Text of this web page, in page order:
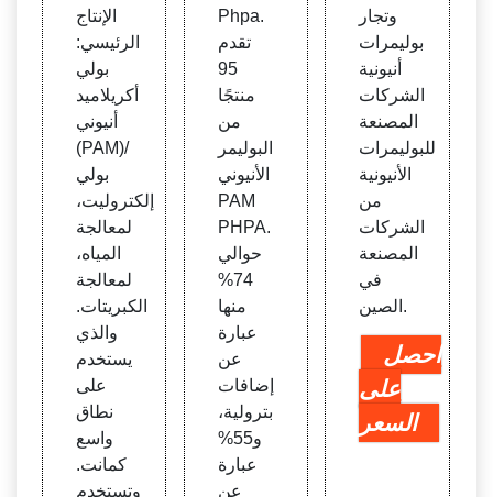
الإنتاج
الرئيسي:
بولي
أكريلاميد
أنيوني
(PAM)/
بولي
إلكتروليت،
لمعالجة
المياه،
لمعالجة
الكبريتات.
والذي
يستخدم
على
نطاق
واسع
كمانت.
وتستخدم
Phpa.
تقدم
95
منتجًا
من
البوليمر
الأنيوني
PAM
PHPA.
حوالي
74%
منها
عبارة
عن
إضافات
بترولية،
و55%
عبارة
عن
وتجار
بوليمرات
أنيونية
الشركات
المصنعة
للبوليمرات
الأنيونية
من
الشركات
المصنعة
في
الصين.
احصل
على
السعر